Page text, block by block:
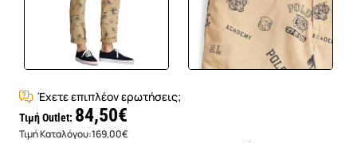
Έχετε επιπλέον ερωτήσεις;
Τιμή Outlet: 84,50€
Τιμή Καταλόγου:169,00€